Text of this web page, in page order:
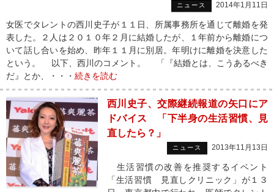
ニュース 2014年1月11日
女医でタレントの西川史子が１１日、所属事務所を通じて離婚を発
表した。２人は２０１０年２月に結婚したが、１年前から離婚につ
いて話し合いを始め、昨年１１月に別居。年明けに離婚を決意した
という。 以下、西川のコメント。 「『結婚とは、こうあるべき
だ』とか、・・・ 続きを読む
西川史子、交際継続報道の矢口にア
ドバイス 「下半身の生活習慣、見
直したら？」
ニュース 2013年11月13日
生活習慣の改善を推奨するイベント
「生活習慣 見直しクリニック」が１３